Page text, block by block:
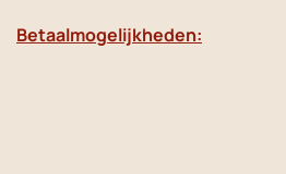
Betaalmogelijkheden: